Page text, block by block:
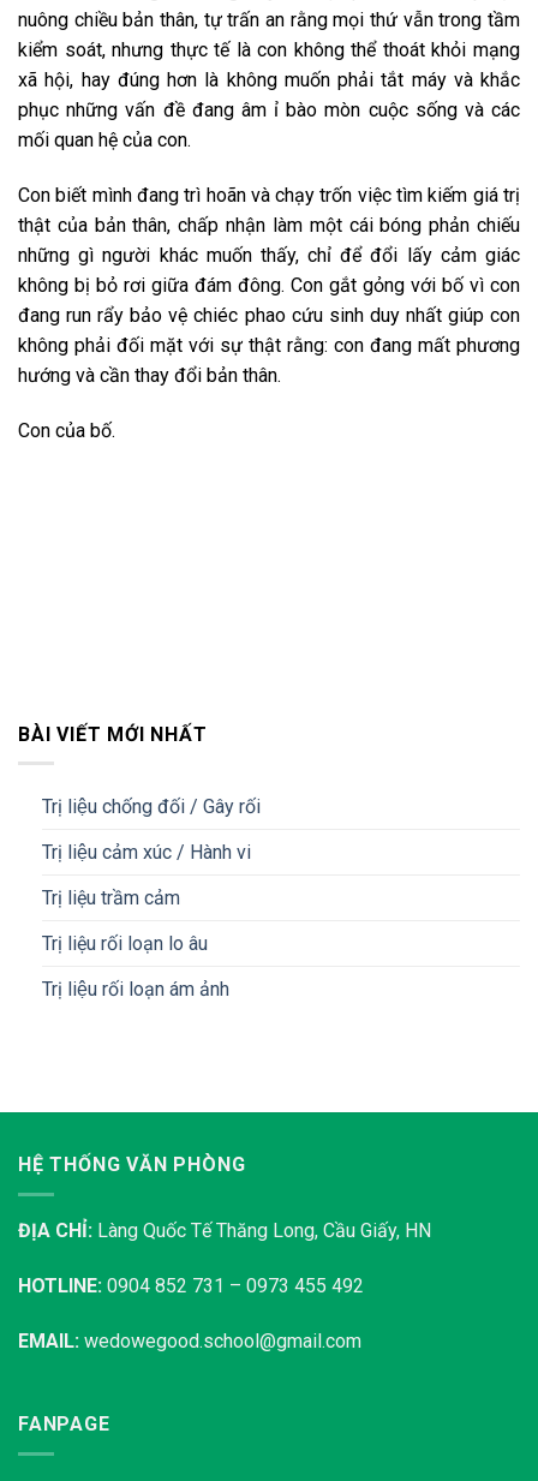
nuông chiều bản thân, tự trấn an rằng mọi thứ vẫn trong tầm
kiểm soát, nhưng thực tế là con không thể thoát khỏi mạng
xã hội, hay đúng hơn là không muốn phải tắt máy và khắc
phục những vấn đề đang âm ỉ bào mòn cuộc sống và các
mối quan hệ của con.
Con biết mình đang trì hoãn và chạy trốn việc tìm kiếm giá trị
thật của bản thân, chấp nhận làm một cái bóng phản chiếu
những gì người khác muốn thấy, chỉ để đổi lấy cảm giác
không bị bỏ rơi giữa đám đông. Con gắt gỏng với bố vì con
đang run rẩy bảo vệ chiéc phao cứu sinh duy nhất giúp con
không phải đối mặt với sự thật rằng: con đang mất phương
hướng và cần thay đổi bản thân.
Con của bố.
BÀI VIẾT MỚI NHẤT
Trị liệu chống đối / Gây rối
Trị liệu cảm xúc / Hành vi
Trị liệu trầm cảm
Trị liệu rối loạn lo âu
Trị liệu rối loạn ám ảnh
HỆ THỐNG VĂN PHÒNG
ĐỊA CHỈ: Làng Quốc Tế Thăng Long, Cầu Giấy, HN
HOTLINE: 0904 852 731 – 0973 455 492
EMAIL: wedowegood.school@gmail.com
FANPAGE